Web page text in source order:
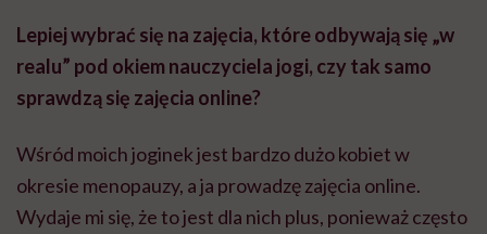
Lepiej wybrać się na zajęcia, które odbywają się „w
realu” pod okiem nauczyciela jogi, czy tak samo
sprawdzą się zajęcia online?
Wśród moich joginek jest bardzo dużo kobiet w
okresie menopauzy, a ja prowadzę zajęcia online.
Wydaje mi się, że to jest dla nich plus, ponieważ często